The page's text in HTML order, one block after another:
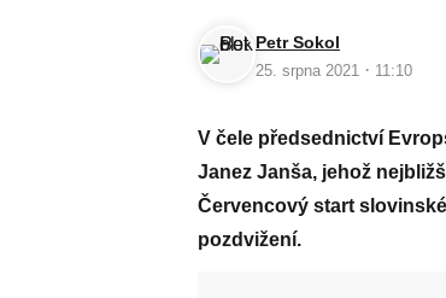
Petr Sokol
25. srpna 2021 · 11:10
V čele předsednictví
Janez Janša, jehož
Červencový start
pozdvižení.